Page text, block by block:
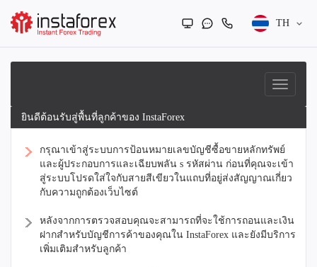
TH
ยินดีต้อนรับสู่พื้นที่ลูกค้าของ InstaForex
กรุณาเข้าสู่ระบบการป้อนหมายเลขบัญชีซื้อขายหลักทรัพย์
และผู้ประกอบการและเฉียบพลัน s รหัสผ่าน ก่อนที่คุณจะเข้า
สู่ระบบโปรดใส่ใจกับสายสีเขียวในแถบที่อยู่ส่งสัญญาณเกี่ยว
กับความถูกต้องเว็บไซต์
หลังจากการตรวจสอบคุณจะสามารถที่จะใช้การถอนและเงิน
ฝากสำหรับบัญชีการค้าของคุณใน InstaForex และยังมีบริการ
เพิ่มเติมสำหรับลูกค้า